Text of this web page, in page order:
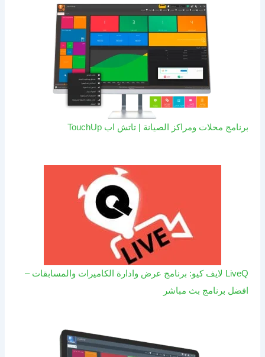
برنامج محلات ومراكز الصيانة | تاتش اب TouchUp
LiveQ لايف كيو: برنامج عرض وادارة الكاميرات والمسابقات –
افضل برنامج بث مباشر